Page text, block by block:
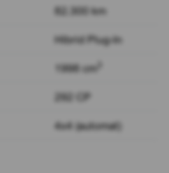
82.300 km
Hibrid Plug-In
1998 cm
292 CP
4x4 (automat)